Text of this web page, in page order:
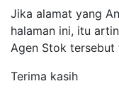
Jika alamat yang
halaman ini, itu
Agen Stok
Terima kasih